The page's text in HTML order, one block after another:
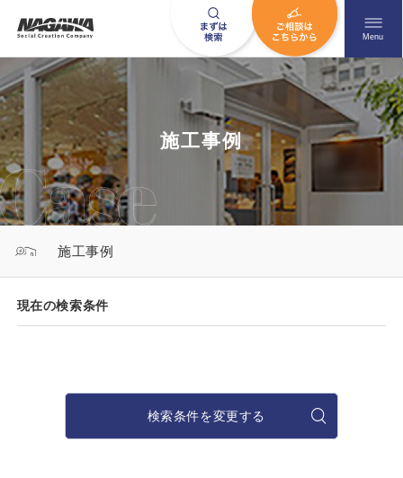
メニュ
Menu
お問い合わせはこちら
0120-09-9663
施工事例
施工事例
施工事例
現在の検索条件
検索条件を変更する